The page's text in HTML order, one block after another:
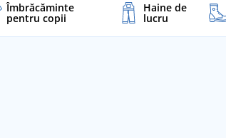
Îmbrăcăminte
pentru copii
Haine de
lucru